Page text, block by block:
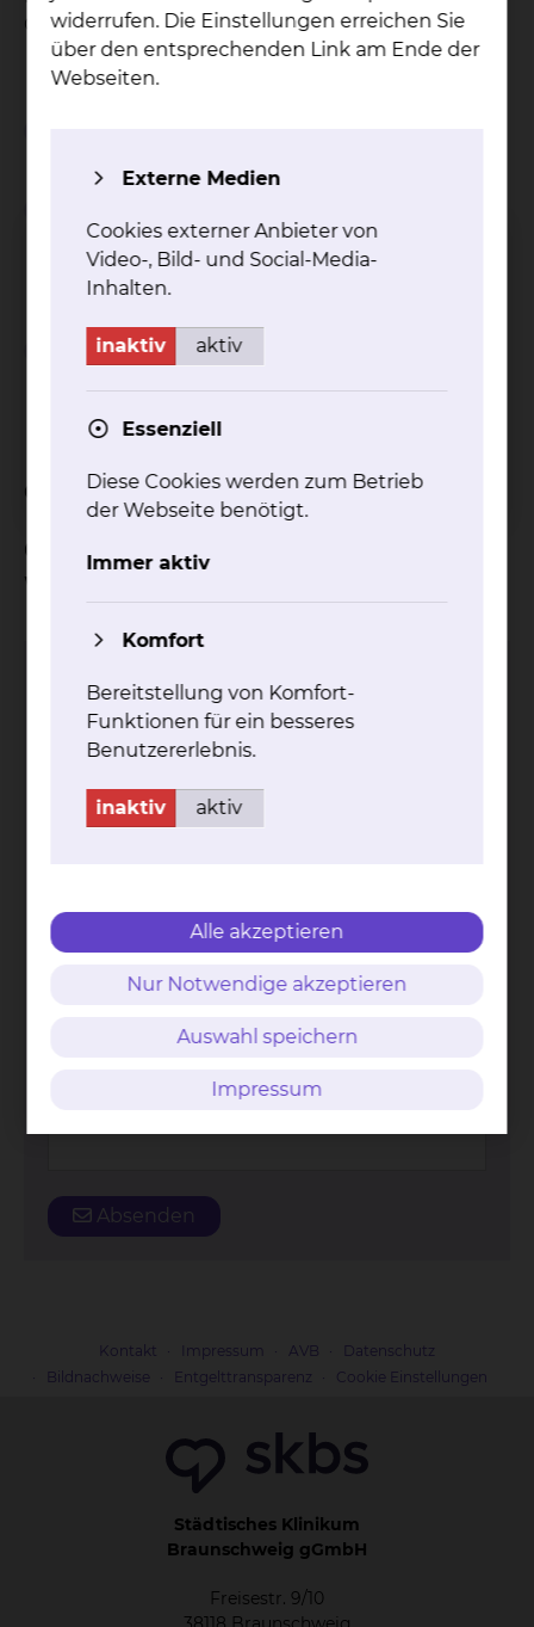
Gesprächseinheit.
Inanspruchnahme von
Wahlleistungen
Abschlagszahlungen bei
Wahlleistungen
Celler Straße: Buchungsformular
Celler Straße: Buchung der
Wahlleistung "Medienpaket"
Ich bestätige, dass ich die Informationen zur
Kenntnis genommen habe und beantrage
hiermit das Medienpaket "Sky & Telefon".
Angaben zum Patienten
Straße und Hausnummer
Absenden
Kontakt Impressum AVB
Datenschutz
Bildnachweise
Entgelttransparenz Cookie Einstellungen
Städtisches Klinikum
Braunschweig gGmbH
Freisestr. 9/10
widerrufen. Die Einstellungen erreichen Sie
über den entsprechenden Link am Ende der
Webseiten.
Externe Medien
Cookies externer Anbieter von
Video-, Bild- und Social-Media-
Inhalten.
inaktiv aktiv
Essenziell
Diese Cookies werden zum Betrieb
der Webseite benötigt.
Immer aktiv
Komfort
Bereitstellung von Komfort-
Funktionen für ein besseres
Benutzererlebnis.
inaktiv aktiv
Alle akzeptieren
Nur Notwendige akzeptieren
Auswahl speichern
Impressum